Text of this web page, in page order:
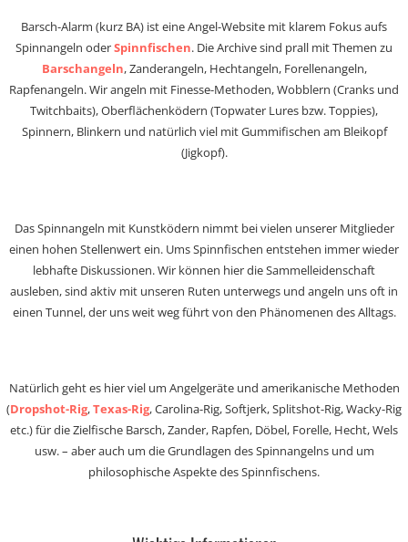
Barsch-Alarm (kurz BA) ist eine Angel-Website mit klarem Fokus aufs
Spinnangeln oderSpinnfischen. Die Archive sind prall mit Themen zu
Barschangeln, Zanderangeln, Hechtangeln, Forellenangeln,
Rapfenangeln. Wir angeln mit Finesse-Methoden, Wobblern (Cranks und
Twitchbaits), Oberflächenködern (Topwater Lures bzw. Toppies),
Spinnern, Blinkern und natürlich viel mit Gummifischen am Bleikopf
(Jigkopf).
Das Spinnangeln mit Kunstködern nimmt bei vielen unserer Mitglieder
einen hohen Stellenwert ein. Ums Spinnfischen entstehen immer wieder
lebhafte Diskussionen. Wir können hier die Sammelleidenschaft
ausleben, sind aktiv mit unseren Ruten unterwegs und angeln uns oft in
einen Tunnel, der uns weit weg führt von den Phänomenen des Alltags.
Natürlich geht es hier viel um Angelgeräte und amerikanische Methoden
(Dropshot-Rig,Texas-Rig, Carolina-Rig, Softjerk, Splitshot-Rig, Wacky-Rig
etc.) für die Zielfische Barsch, Zander, Rapfen, Döbel, Forelle, Hecht, Wels
usw. – aber auch um die Grundlagen des Spinnangelns und um
philosophische Aspekte des Spinnfischens.